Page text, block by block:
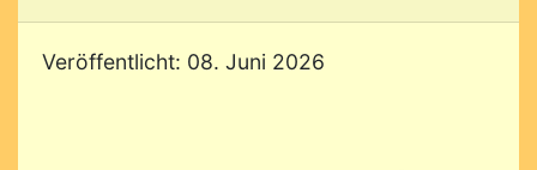
Veröffentlicht: 08. Juni 2026